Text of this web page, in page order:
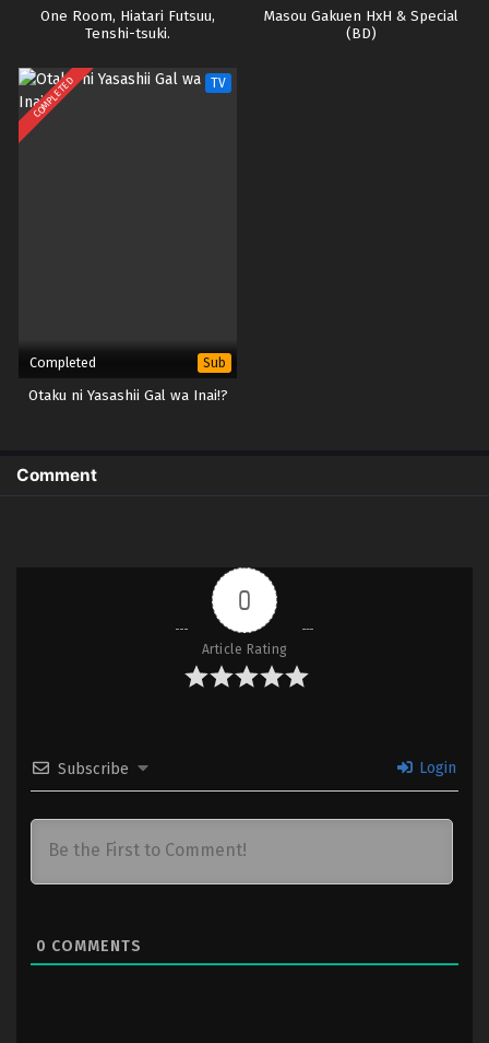
One Room, Hiatari Futsuu,
Tenshi-tsuki.
Masou Gakuen HxH & Special
(BD)
COMPLETED TV
Completed Sub
Otaku ni Yasashii Gal wa Inai!?
Comment
0
Article Rating
Subscribe Login
0 COMMENTS